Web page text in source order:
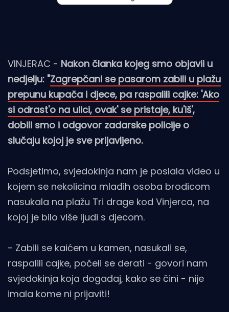
VINJERAC - Nakon članka kojeg smo objavii u
nedjelju: "Zagrepčani se pasarom zabili u plažu
prepunu kupača i djece, pa raspalili cajke: 'Ako
si odrast'o na ulici, ovak' se pristaje, ku'iš',
dobili smo i odgovor zadarske policije o
slučaju kojoj je sve prijavljeno.
Podsjetimo, svjedokinja nam je poslala video u
kojem se nekolicina mlađih osoba brodicom
nasukala na plažu Tri drage kod Vinjerca, na
kojoj je bilo više ljudi s djecom.
- Zabili se kaićem u kamen, nasukali se,
raspalili cajke, počeli se derati - govori nam
svjedokinja koja događaj, kako se čini - nije
imala kome ni prijaviti!